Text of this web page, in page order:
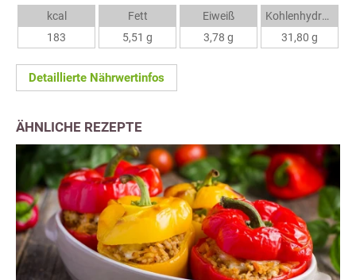
kcal
183
Fett
5,51 g
Eiweiß
3,78 g
Kohlenhydrate
31,80 g
Detaillierte Nährwertinfos
ÄHNLICHE REZEPTE